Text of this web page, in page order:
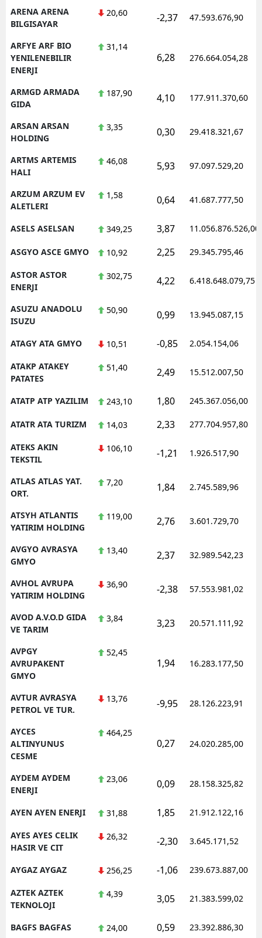
ARENA ARENA
BILGISAYAR
20,60 -2,37 47.593.676,90
ARFYE ARF BIO
YENILENEBILIR
ENERJI
31,14
6,28 276.664.054,28
ARMGD ARMADA
GIDA
187,90 4,10 177.911.370,60
ARSAN ARSAN
HOLDING
3,35 0,30 29.418.321,67
ARTMS ARTEMIS
HALI
46,08 5,93 97.097.529,20
ARZUM ARZUM EV
ALETLERI
1,58 0,64 41.687.777,50
ASELS ASELSAN 349,25 3,87 11.056.876.526,00
ASGYO ASCE GMYO 10,92 2,25 29.345.795,46
ASTOR ASTOR
ENERJI
302,75 4,22 6.418.648.079,75
ASUZU ANADOLU
ISUZU
50,90 0,99 13.945.087,15
ATAGY ATA GMYO 10,51 -0,85 2.054.154,06
ATAKP ATAKEY
PATATES
51,40 2,49 15.512.007,50
ATATP ATP YAZILIM 243,10 1,80 245.367.056,00
ATATR ATA TURIZM 14,03 2,33 277.704.957,80
ATEKS AKIN
TEKSTIL
106,10 -1,21 1.926.517,90
ATLAS ATLAS YAT.
ORT.
7,20 1,84 2.745.589,96
ATSYH ATLANTIS
YATIRIM HOLDING
119,00 2,76 3.601.729,70
AVGYO AVRASYA
GMYO
13,40 2,37 32.989.542,23
AVHOL AVRUPA
YATIRIM HOLDING
36,90 -2,38 57.553.981,02
AVOD A.V.O.D GIDA
VE TARIM
3,84 3,23 20.571.111,92
AVPGY
AVRUPAKENT
GMYO
52,45
1,94 16.283.177,50
AVTUR AVRASYA
PETROL VE TUR.
13,76 -9,95 28.126.223,91
AYCES
ALTINYUNUS
CESME
464,25
0,27 24.020.285,00
AYDEM AYDEM
ENERJI
23,06 0,09 28.158.325,82
AYEN AYEN ENERJI 31,88 1,85 21.912.122,16
AYES AYES CELIK
HASIR VE CIT
26,32 -2,30 3.645.171,52
AYGAZ AYGAZ 256,25 -1,06 239.673.887,00
AZTEK AZTEK
TEKNOLOJI
4,39 3,05 21.383.599,02
BAGFS BAGFAS 24,00 0,59 23.392.886,30